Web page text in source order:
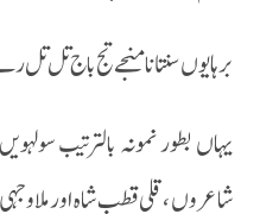
برہا یوں سنتانا منجے تج باج تل تل
یہاں بطور نمونہ بالترتیب
شاعروں ،قلی قطب شاہ اور ملا